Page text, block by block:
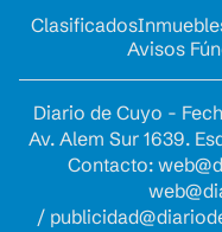
Clasificados
Avisos
Diario de Cuyo -
Av. Alem Sur 1639.
Contacto:
/